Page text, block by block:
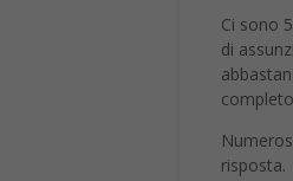
Ci sono
di
risposta.